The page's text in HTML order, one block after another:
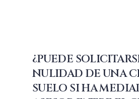
¿PUEDE
NULIDAD DE UNA
SUELO SI HA